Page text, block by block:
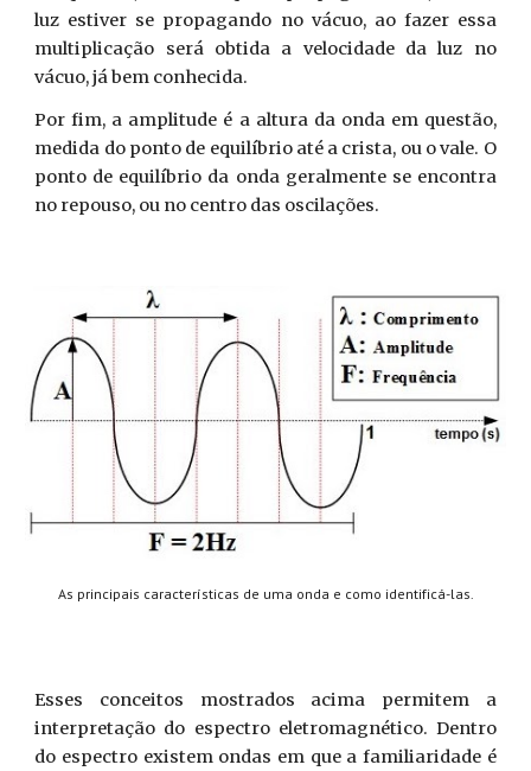
luz estiver se propagando no vácuo, ao fazer essa
multiplicação será obtida a velocidade da luz no
vácuo, já bem conhecida.
Por fim, a amplitude é a altura da onda em questão,
medida do ponto de equilíbrio até a crista, ou o vale. O
ponto de equilíbrio da onda geralmente se encontra
no repouso, ou no centro das oscilações.
As principais características de uma onda e como identificá-las.
Esses conceitos mostrados acima permitem a
interpretação do espectro eletromagnético. Dentro
do espectro existem ondas em que a familiaridade é